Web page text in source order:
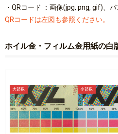
・QRコード ：画像(jpg, png, gif)、
QRコードは左図も参照ください。
ホイル金・フィルム金用紙の白